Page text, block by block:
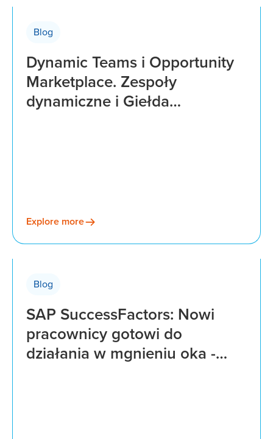
Blog
Dynamic Teams i Opportunity
Marketplace. Zespoły
dynamiczne i Giełda
Explore more
Blog
SAP SuccessFactors: Nowi
pracownicy gotowi do
działania w mgnieniu oka -